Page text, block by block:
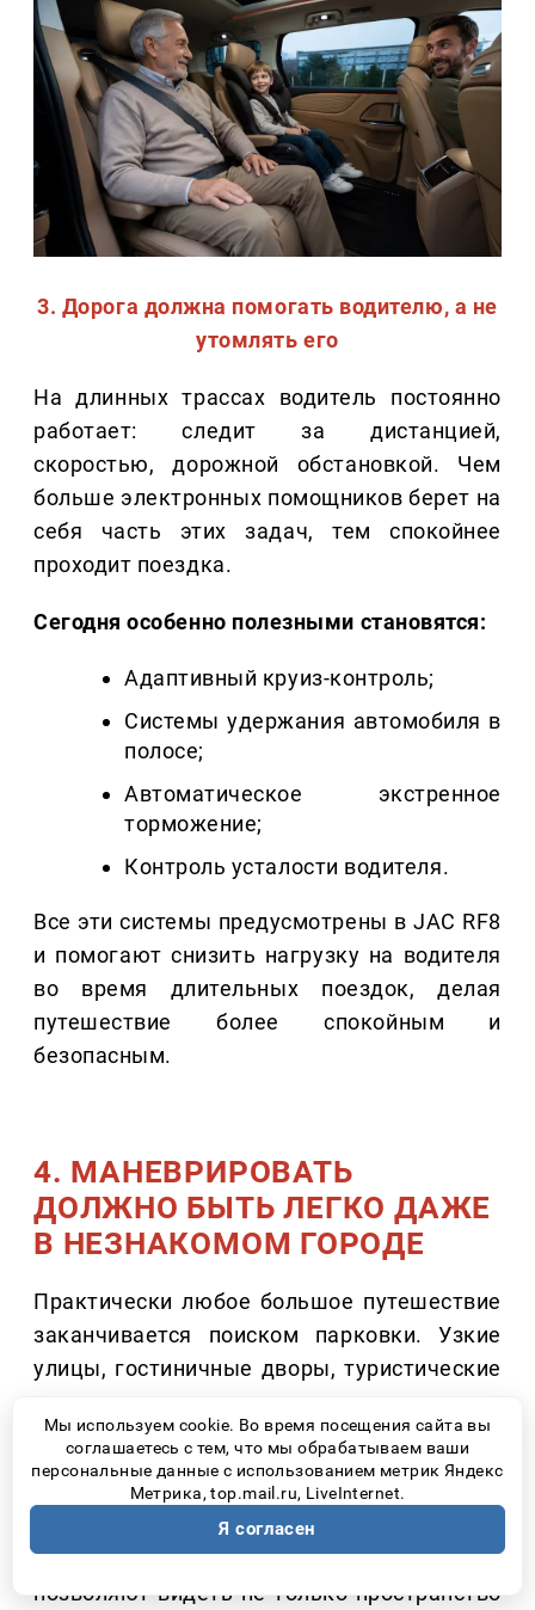
3. Дорога должна помогать водителю, а не
утомлять его
На длинных трассах водитель постоянно
работает: следит за дистанцией,
скоростью, дорожной обстановкой. Чем
больше электронных помощников берет на
себя часть этих задач, тем спокойнее
проходит поездка.
Сегодня особенно полезными становятся:
Адаптивный круиз-контроль;
Системы удержания автомобиля в
полосе;
Автоматическое экстренное
торможение;
Контроль усталости водителя.
Все эти системы предусмотрены в JAC RF8
и помогают снизить нагрузку на водителя
во время длительных поездок, делая
путешествие более спокойным и
безопасным.
4. МАНЕВРИРОВАТЬ
ДОЛЖНО БЫТЬ ЛЕГКО ДАЖЕ
В НЕЗНАКОМОМ ГОРОДЕ
Практически любое большое путешествие
заканчивается поиском парковки. Узкие
улицы, гостиничные дворы, туристические
переживать из-за размеров автомобиля.
Современные системы кругового обзора
значительно упрощают эту задачу.
Например, камеры с обзором 540 градусов
позволяют видеть не только пространство
Мы используем cookie. Во время посещения сайта вы
соглашаетесь с тем, что мы обрабатываем ваши
персональные данные с использованием метрик Яндекс
Метрика, top.mail.ru, LiveInternet.
Я согласен